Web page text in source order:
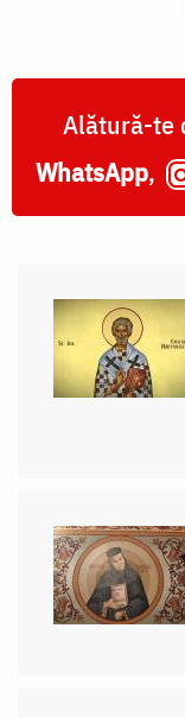
Alătură-te
WhatsApp,